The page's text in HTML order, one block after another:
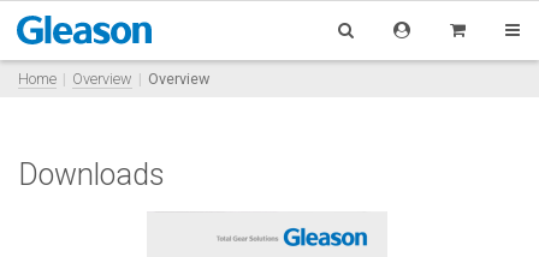
Home Overview Overview
Downloads